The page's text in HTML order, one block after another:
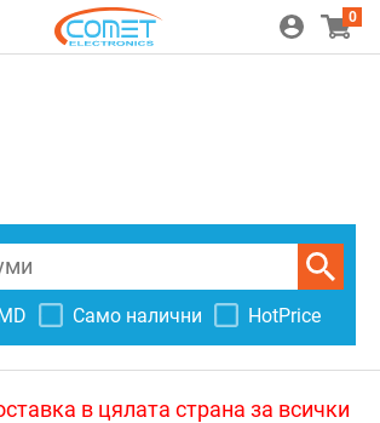
0
Само налични HotPrice
в цялата страна за всички